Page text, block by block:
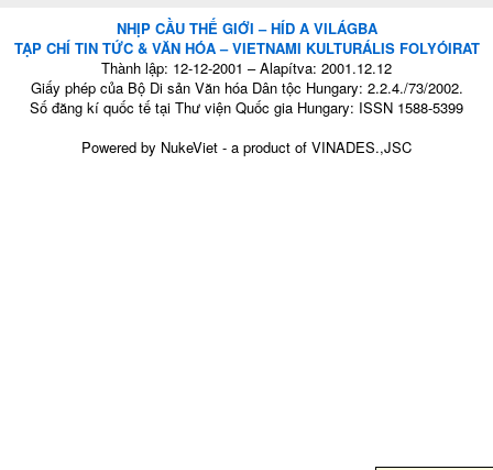
NHỊP CẦU THẾ GIỚI – HÍD A VILÁGBA
TẠP CHÍ TIN TỨC & VĂN HÓA – VIETNAMI KULTURÁLIS FOLYÓIRAT
Thành lập: 12-12-2001 – Alapítva: 2001.12.12
Giấy phép của Bộ Di sản Văn hóa Dân tộc Hungary: 2.2.4./73/2002.
Số đăng kí quốc tế tại Thư viện Quốc gia Hungary: ISSN 1588-5399
Powered by NukeViet - a product of VINADES.,JSC